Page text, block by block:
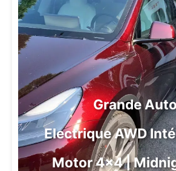
Grande
Electrique AWD
Motor 4x4 |